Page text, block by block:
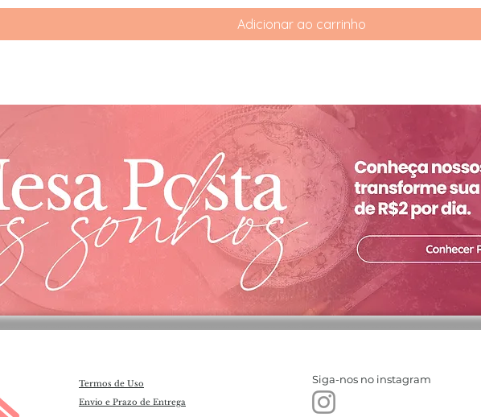
Adicionar ao carrinho
Termos de Uso
Envio e Prazo de Entrega
Siga-nos no instagram